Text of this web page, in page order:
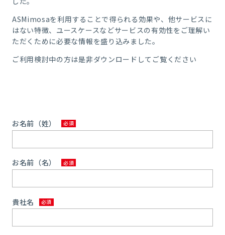
ASMimosaを利用することで得られる効果や、他サービスに
はない特徴、ユースケースなどサービスの有効性をご理解い
ただくために必要な情報を盛り込みました。
ご利用検討中の方は是非ダウンロードしてご覧ください
お名前（姓）
お名前（名）
貴社名